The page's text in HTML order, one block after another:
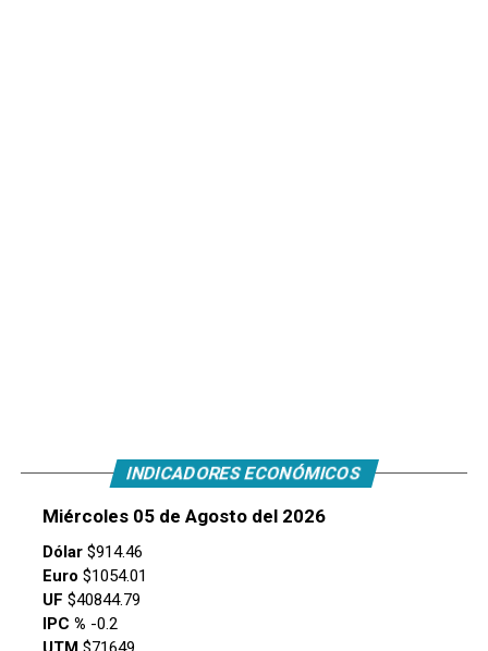
INDICADORES ECONÓMICOS
Miércoles 05 de Agosto del 2026
Dólar$914.46
Euro $1054.01
UF $40844.79
IPC % -0.2